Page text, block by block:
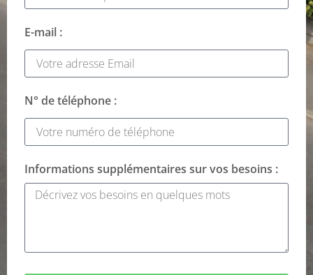
E-mail :
N° de téléphone :
Informations supplémentaires sur vos besoins :